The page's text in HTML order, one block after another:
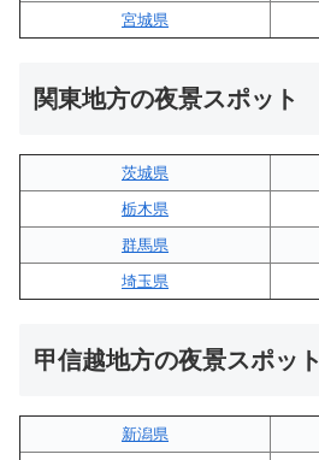
宮城県
関東地方の夜景スポット
茨城県
栃木県
群馬県
埼玉県
甲信越地方の夜景スポット
新潟県